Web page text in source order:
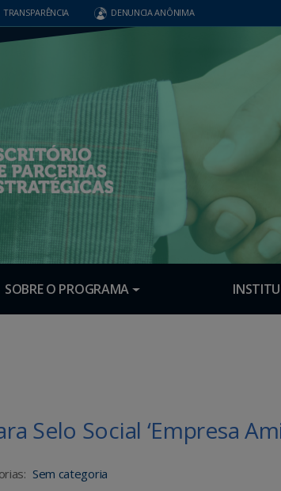
TRANSPARÊNCIA DENUNCIA ANÔNIMA
SOBRE O PROGRAMA
Selo Social ‘Empresa
Sem categoria